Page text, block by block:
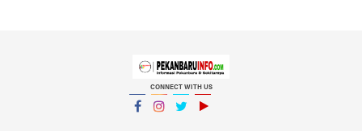
CONNECT WITH US